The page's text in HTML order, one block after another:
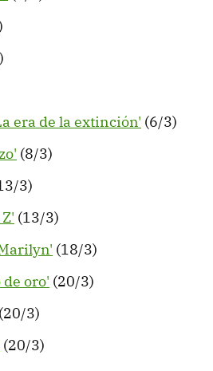
era de la extinción' (6/3)
(8/3)
3)
(13/3)
(18/3)
oro' (20/3)
(20/3)
(20/3)